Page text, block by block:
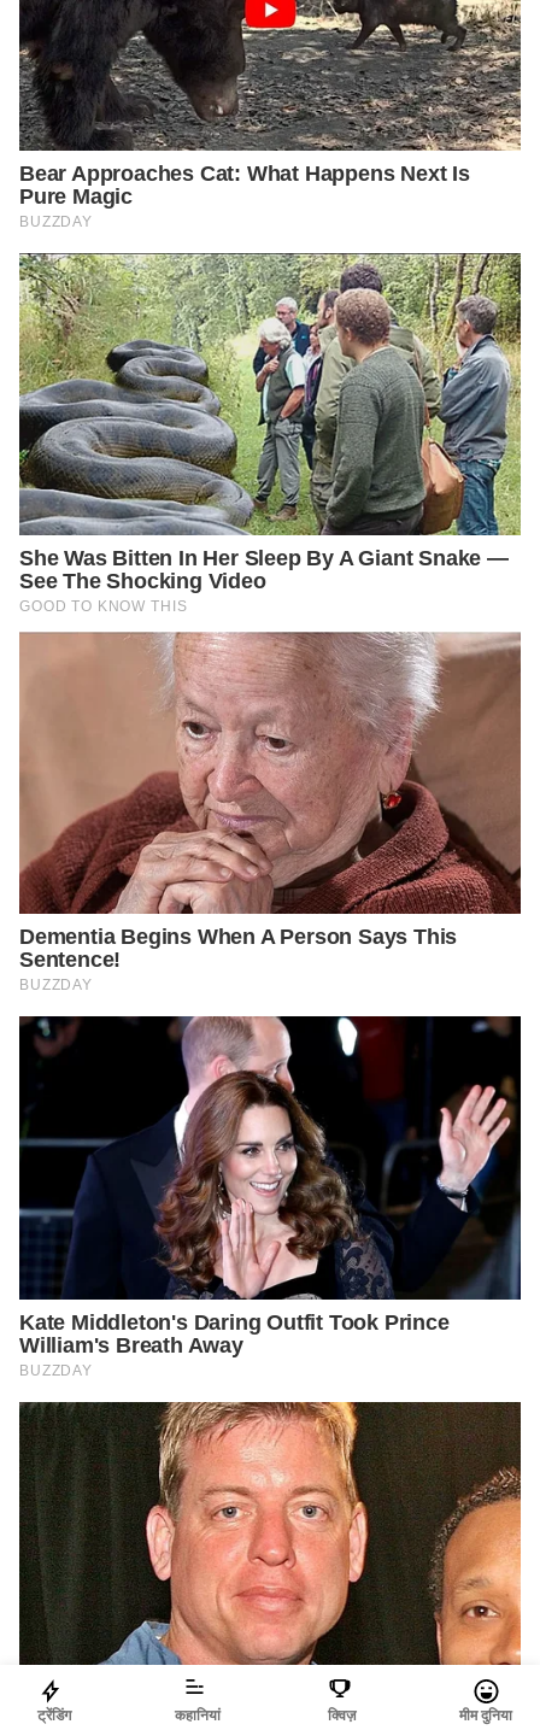
ट्रेंडिंग कहानियां क्विज़ मीम दुनिया